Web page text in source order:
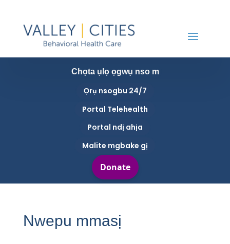
Chọta ụlọ ọgwụ nso m
Ọrụ nsogbu 24/7
Portal Telehealth
Portal ndị ahịa
Malite mgbake gị
Nwepu mmasị